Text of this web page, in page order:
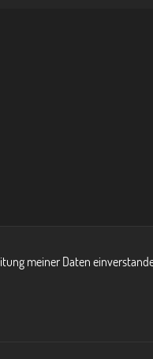
meiner Daten